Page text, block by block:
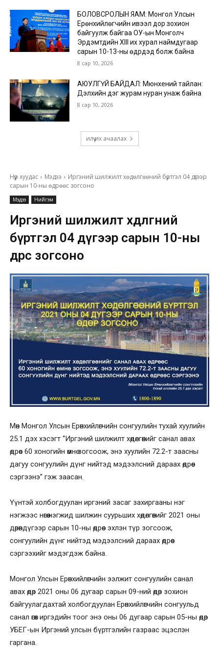
БОЛОВСРОЛЫН ЯАМ: Монгол Улсын
Ерөнхийлөгчийн ивээл дор зохион
байгуулж байгаа ОУ-ын Монголч
Эрдэмтдийн XIII их хурал наймдугаар
сарын 10-13-ны өдрүүдэд болж байна
8 сар 10, 2026
АЮУЛГҮЙ БАЙДАЛ: Мюнхений тайлан:
Дэлхийн дэг журам нуран унаж байна
8 сар 10, 2026
илүү их ачаалах